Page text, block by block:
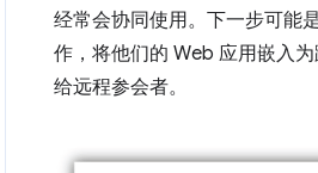
经常会协同使用。下一步可能
作，将他们的 Web 应用嵌入
给远程参会者。